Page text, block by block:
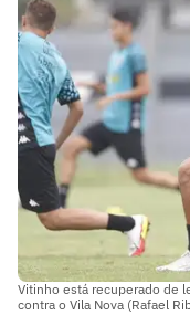
Vitinho está recuperado de
contra o Vila Nova (Rafael